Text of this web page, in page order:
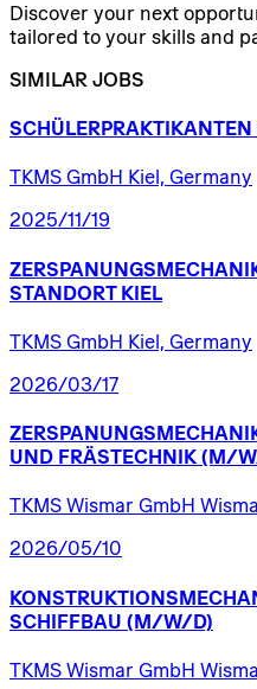
Discover your next
tailored to your skills and
SIMILAR JOBS
SCHÜLERPRAKTIKANTEN
TKMS GmbH Kiel, Germany
2025/11/19
STANDORT KIEL
TKMS GmbH Kiel, Germany
2026/03/17
UND FRÄSTECHNIK (M/
TKMS Wismar GmbH
2026/05/10
SCHIFFBAU (M/W/D)
TKMS Wismar GmbH